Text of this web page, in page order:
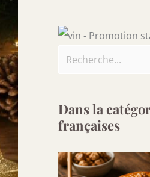
Dans la
françaises